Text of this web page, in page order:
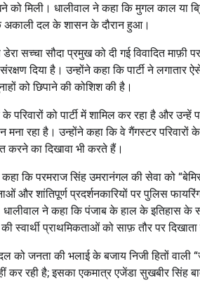
को मिली। धालीवाल ने कहा कि मुगल काल या
अकाली दल के शासन के दौरान हुआ।
डेरा सच्चा सौदा प्रमुख को दी गई विवादित
दिया है। उन्होंने कहा कि पार्टी ने
को छिपाने की कोशिश की है।
को पार्टी में शामिल कर रहा है और उन्हें
रहा है। उन्होंने कहा कि वे गैंगस्टर परिवारों
करने का दिखावा भी करते हैं।
कहा कि परमराज सिंह उमरानंगल की सेवा को
शांतिपूर्ण प्रदर्शनकारियों पर पुलिस
ने कहा कि पंजाब के हाल के इतिहास के
प्राथमिकताओं को साफ़ तौर पर दिखाता
जनता की भलाई के बजाय निजी हितों वाली
कर रही है; इसका एकमात्र एजेंडा सुखबीर सिंह